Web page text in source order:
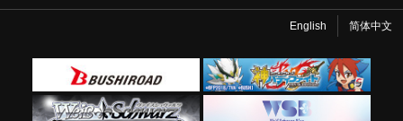
English 简体中文